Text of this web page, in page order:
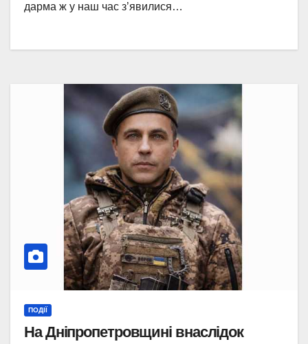
дарма ж у наш час з’явилися…
ПОДІЇ
На Дніпропетровщині внаслідок